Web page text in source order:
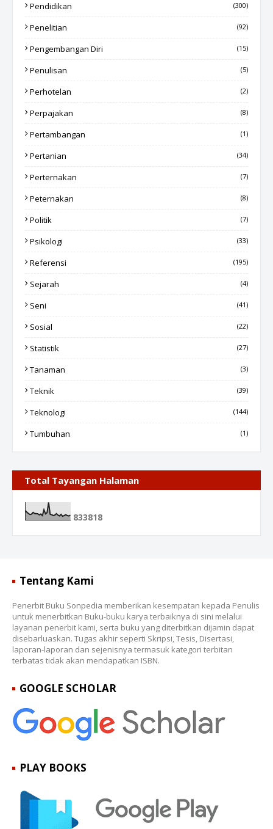
Pendidikan (300)
Penelitian (92)
Pengembangan Diri (15)
Penulisan (5)
Perhotelan (2)
Perpajakan (8)
Pertambangan (1)
Pertanian (34)
Perternakan (7)
Peternakan (8)
Politik (7)
Psikologi (33)
Referensi (195)
Sejarah (4)
Seni (41)
Sosial (22)
Statistik (27)
Tanaman (3)
Teknik (39)
Teknologi (144)
Tumbuhan (1)
Total Tayangan Halaman
833818
Tentang Kami
Penerbit Buku Sonpedia memberikan kesempatan kepada Penulis
untuk menerbitkan Buku-buku karya terbaiknya di sini melalui
layanan penerbit kami, serta buku yang diterbitkan dijamin dapat
disebarluaskan. Tugas akhir seperti Skripsi, Tesis, Disertasi,
laporan-laporan dan sejenisnya termasuk kategori terbitan
terbatas tidak akan mendapatkan ISBN.
GOOGLE SCHOLAR
PLAY BOOKS